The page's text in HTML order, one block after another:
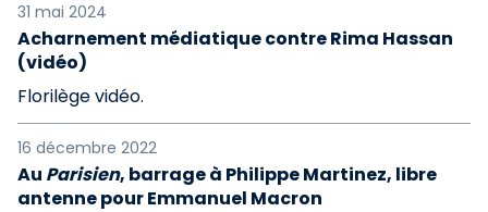
31 mai 2024
Acharnement médiatique contre Rima Hassan
(vidéo)
Florilège vidéo.
16 décembre 2022
Au Parisien, barrage à Philippe Martinez, libre
antenne pour Emmanuel Macron